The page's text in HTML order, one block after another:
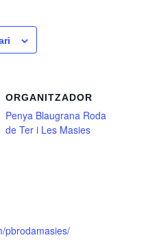
ORGANITZADOR
Penya Blaugrana Roda
de Ter i Les Masies
pbrodamasies/